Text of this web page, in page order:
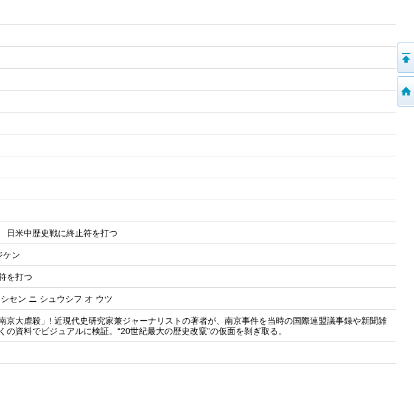
米中歴史戦に終止符を打つ
ケン
を打つ
セン ニ シュウシフ オ ウツ
京大虐殺」! 近現代史研究家兼ジャーナリストの著者が、南京事件を当時の国際連盟議事録や新聞雑
の資料でビジュアルに検証。“20世紀最大の歴史改竄”の仮面を剝ぎ取る。